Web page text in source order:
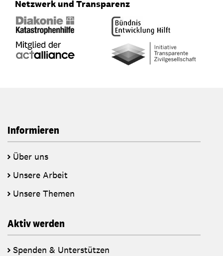
Netzwerk und Transparenz
Informieren
Über uns
Unsere Arbeit
Unsere Themen
Aktiv werden
Spenden & Unterstützen